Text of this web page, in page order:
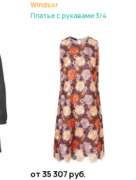
Windsor
Платье с рукавами 3/4
от 35 307 руб.